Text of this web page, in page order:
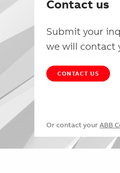
Contact us
Submit your
we will contact
CONTACT US
Or contact your ABB